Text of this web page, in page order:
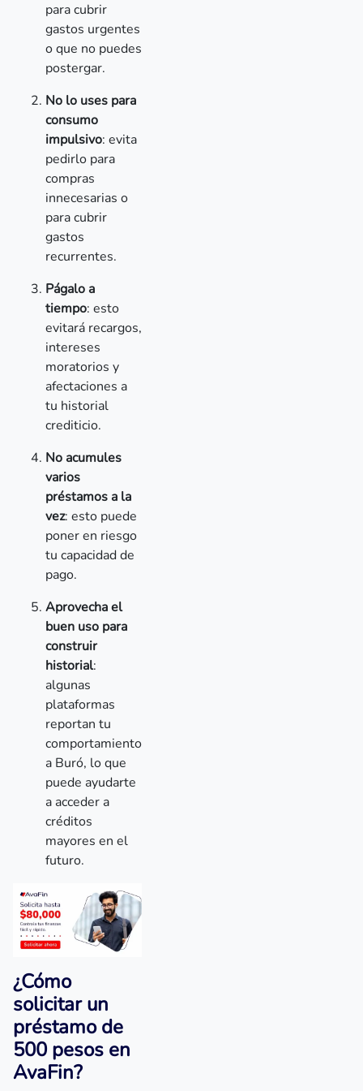
para cubrir
gastos urgentes
o que no puedes
postergar.
No lo uses para
consumo
impulsivo: evita
pedirlo para
compras
innecesarias o
para cubrir
gastos
recurrentes.
Págalo a
tiempo: esto
evitará recargos,
intereses
moratorios y
afectaciones a
tu historial
crediticio.
No acumules
varios
préstamos a la
vez: esto puede
poner en riesgo
tu capacidad de
pago.
Aprovecha el
buen uso para
construir
historial:
algunas
plataformas
reportan tu
comportamiento
a Buró, lo que
puede ayudarte
a acceder a
créditos
mayores en el
futuro.
¿Cómo
solicitar un
préstamo de
500 pesos en
AvaFin?